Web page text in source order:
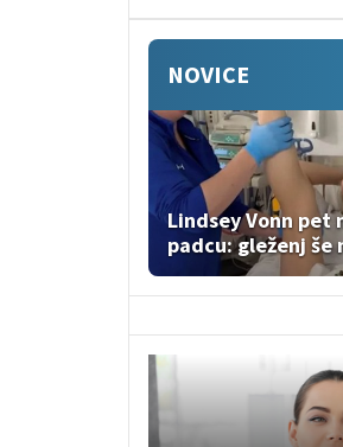
NOVICE
Lindsey Vonn pet
padcu: gleženj še